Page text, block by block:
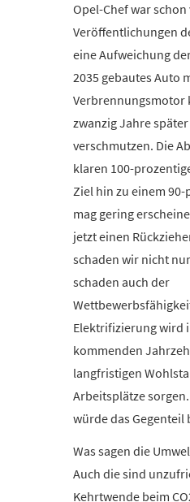
Opel-Chef war schon
Veröffentlichungen
eine Aufweichung
2035 gebautes Auto
Verbrennungsmotor
zwanzig Jahre
verschmutzen. Die
klaren 100-
Ziel hin zu einem
mag gering
jetzt einen
schaden wir nicht
schaden auch der
Elektrifizierung wird
kommenden
langfristigen
Arbeitsplätze
würde das Gegenteil
Was sagen die
Auch die sind
Kehrtwende beim